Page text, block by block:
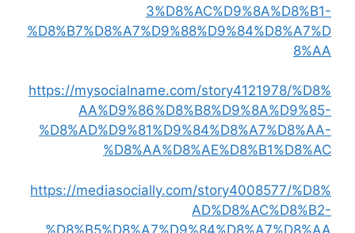
3%D8%AC%D9%8A%D8%B1-
%D8%B7%D8%A7%D9%88%D9%84%D8%A7%D
8%AA
https://mysocialname.com/story4121978/%D8%
AA%D9%86%D8%B8%D9%8A%D9%85-
%D8%AD%D9%81%D9%84%D8%A7%D8%AA-
%D8%AA%D8%AE%D8%B1%D8%AC
https://mediasocially.com/story4008577/%D8%
AD%D8%AC%D8%B2-
%D8%B5%D8%A7%D9%84%D8%A7%D8%AA